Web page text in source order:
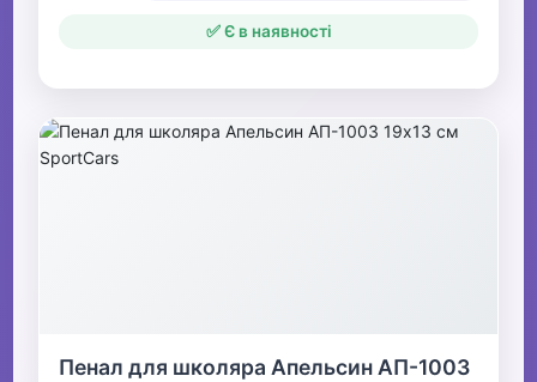
✅ Є в наявності
Пенал для школяра Апельсин АП-1003